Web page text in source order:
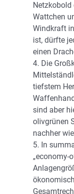
Netzkobold
Wattchen
Windkraft
ist, dürfte
einen
4. Die
tiefstem
sind aber
olivgrünen
nachher
5. In
„economy-